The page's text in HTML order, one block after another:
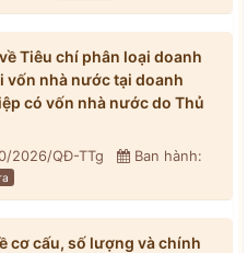
Tiêu chí phân loại doanh
vốn nhà nước tại doanh
có vốn nhà nước do Thủ
2026/QĐ-TTg
Ban hành:
cơ cấu, số lượng và chính